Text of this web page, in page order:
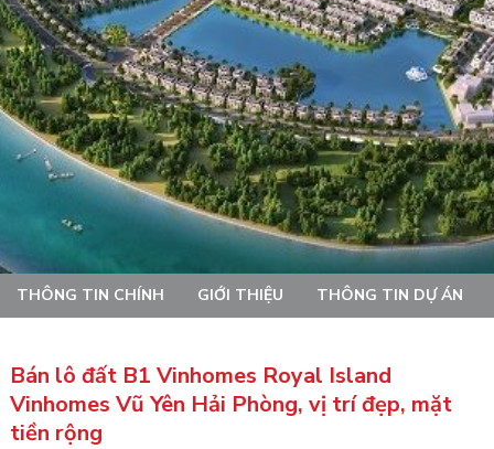
THÔNG TIN CHÍNH GIỚI THIỆU THÔNG TIN DỰ ÁN
Bán lô đất B1 Vinhomes Royal Island
Vinhomes Vũ Yên Hải Phòng, vị trí đẹp, mặt
tiền rộng